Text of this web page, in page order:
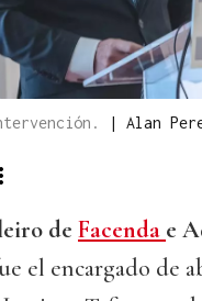
| Alan
de Facenda e
el encargado de